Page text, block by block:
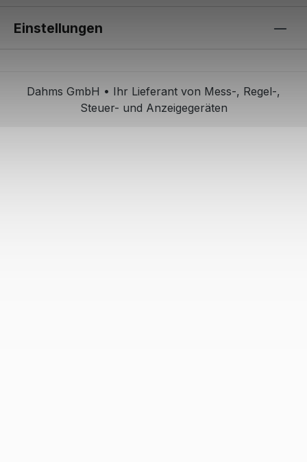
Einstellungen
Dahms GmbH • Ihr Lieferant von Mess-, Regel-,
Steuer- und Anzeigegeräten